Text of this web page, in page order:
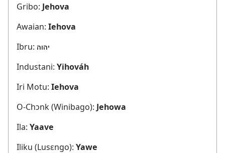
Gribo: Jehova
Awaian: Iehova
Ibru: יהוה
Industani: Yihováh
Iri Motu: Iehova
O-Chɔnk (Winibago): Jehowa
Ila: Yaave
Iliku (Lusɛngo): Yawe